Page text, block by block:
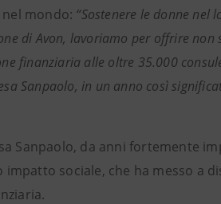
mondo: “Sostenere le donne nel
di Avon, lavoriamo per offrire
finanziaria alle oltre 35.000
Sanpaolo, in un anno così
Sanpaolo, da anni fortemente
sociale, che ha messo a